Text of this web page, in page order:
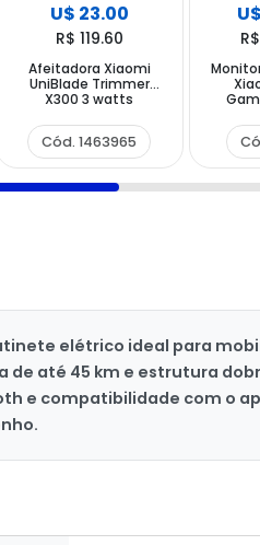
U$ 23.00
R$ 119.60
Afeitadora Xiaomi
UniBlade Trimmer
X300 3 watts
Gris
Cód. 1463965
34"
con
elétrico ideal para
de até 45 km e estrutura
e compatibilidade com o